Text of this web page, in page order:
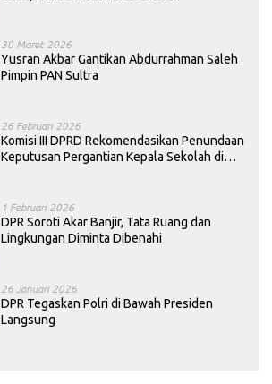
30 Maret 2026
Yusran Akbar Gantikan Abdurrahman Saleh
Pimpin PAN Sultra
26 Februari 2026
Komisi III DPRD Rekomendasikan Penundaan
Keputusan Pergantian Kepala Sekolah di
1 Februari 2026
DPR Soroti Akar Banjir, Tata Ruang dan
Lingkungan Diminta Dibenahi
26 Januari 2026
DPR Tegaskan Polri di Bawah Presiden
Langsung